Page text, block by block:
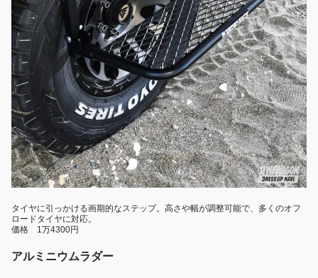
タイヤに引っかける画期的なステップ。高さや幅が調整可能で、多くのオフ
ロードタイヤに対応。
価格 1万4300円
アルミニウムラダー